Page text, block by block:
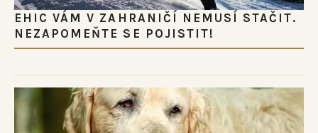
EHIC VÁM V ZAHRANIČÍ NEMUSÍ STAČIT.
NEZAPOMEŇTE SE POJISTIT!